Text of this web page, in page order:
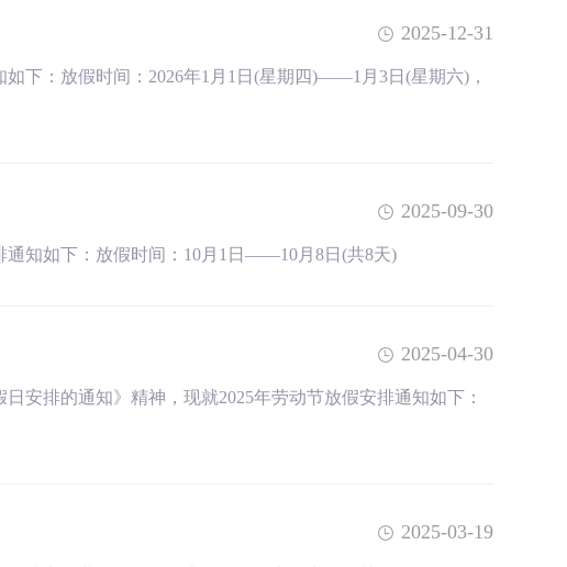
2025-12-31
下：放假时间：2026年1月1日(星期四)——1月3日(星期六)，
2025-09-30
通知如下：放假时间：10月1日——10月8日(共8天)
2025-04-30
安排的通知》精神，现就2025年劳动节放假安排通知如下：
2025-03-19